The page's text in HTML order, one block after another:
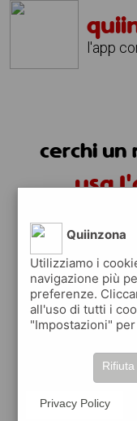
l'app
cerchi un
usa
trovi i
posti
Quiinzona
Utilizziamo i
navigazione più
preferenze.
all'uso di tutti i
"Impostazioni"
Rifiuta
Privacy Policy